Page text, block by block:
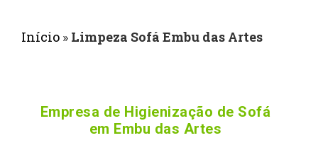
Início » Limpeza Sofá Embu das Artes
Empresa de Higienização de Sofá
em Embu das Artes